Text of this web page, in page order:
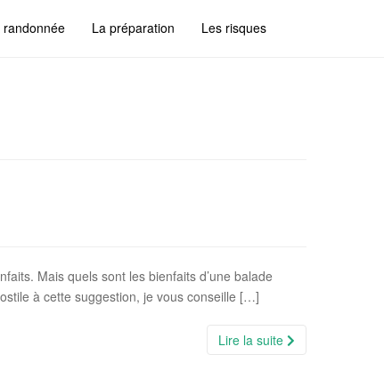
randonnée La préparation Les risques
Mais quels sont les bienfaits d’une balade
à cette suggestion, je vous conseille […]
Lire la suite